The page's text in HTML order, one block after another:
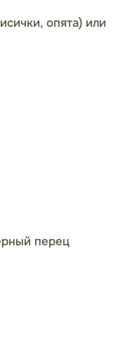
опята) или
перец